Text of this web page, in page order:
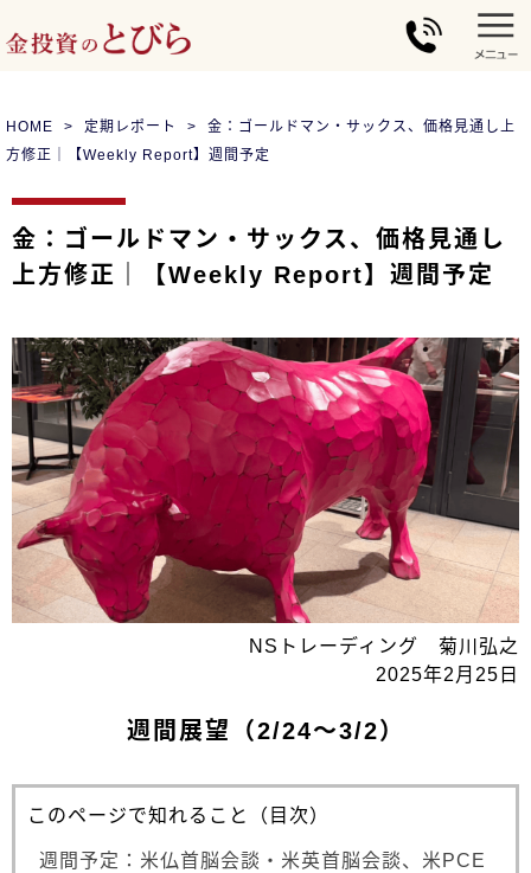
HOME 定期レポート
金：ゴールドマン・サックス、価格見通し上
方修正｜【Weekly Report】週間予定
金：ゴールドマン・サックス、価格見通し
上方修正｜【Weekly Report】週間予定
NSトレーディング 菊川弘之
2025年2月25日
週間展望（2/24～3/2）
このページで知れること（目次）
週間予定：米仏首脳会談・米英首脳会談、米PCE